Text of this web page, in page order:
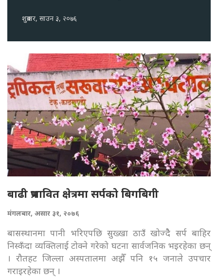
शुक्रबार, साउन ३, २०७६
बाढी प्रभावित क्षेत्रमा सर्पको बिगबिगी
मंगलबार, असार ३१, २०७६
बासस्थानमा पानी भरिएपछि सुख्खा ठाउँ खोज्दैै सर्प बाहिर
निस्कँदा व्यक्तिलाई टोक्ने गरेको घटना सार्वजनिक भइरहेका छन्
। रौतहट जिल्ला अस्पतालमा अझैँ पनि १५ जनाले उपचार
गराइरहेका छन् ।